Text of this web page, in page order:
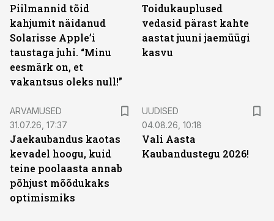
Piilmannid tõid
kahjumit näidanud
Solarisse Apple’i
taustaga juhi. “Minu
eesmärk on, et
vakantsus oleks null!”
Toidukauplused
vedasid pärast kahte
aastat juuni jaemüügi
kasvu
ARVAMUSED
31.07.26, 17:37
Jaekaubandus kaotas
kevadel hoogu, kuid
teine poolaasta annab
põhjust mõõdukaks
optimismiks
UUDISED
04.08.26, 10:18
Vali Aasta
Kaubandustegu 2026!